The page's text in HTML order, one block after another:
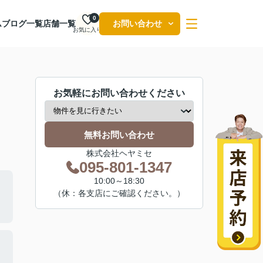
ブログ一覧店舗一覧
お気に入り
0
お問い合わせ
お気軽にお問い合わせください
無料お問い合わせ
株式会社ヘヤミセ
095-801-1347
10:00～18:30
（休：各支店にご確認ください。）